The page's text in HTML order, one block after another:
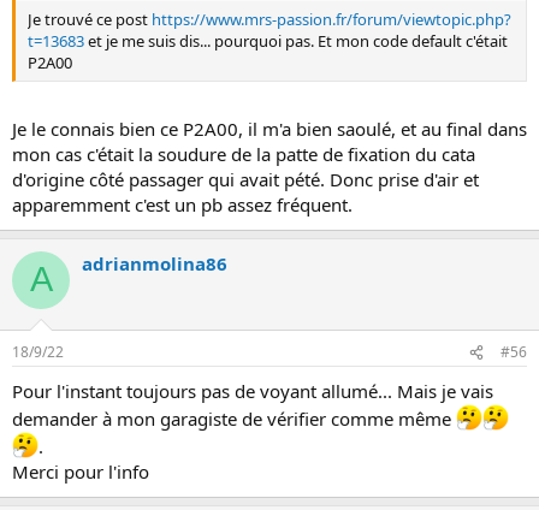
Je trouvé ce post https://www.mrs-passion.fr/forum/viewtopic.php?
t=13683et je me suis dis... pourquoi pas. Et mon code default c'était
P2A00
Je le connais bien ce P2A00, il m'a bien saoulé, et au final dans
mon cas c'était la soudure de la patte de fixation du cata
d'origine côté passager qui avait pété. Donc prise d'air et
apparemment c'est un pb assez fréquent.
A adrianmolina86
18/9/22 #56
Pour l'instant toujours pas de voyant allumé... Mais je vais
demander à mon garagiste de vérifier comme même
.
Merci pour l'info